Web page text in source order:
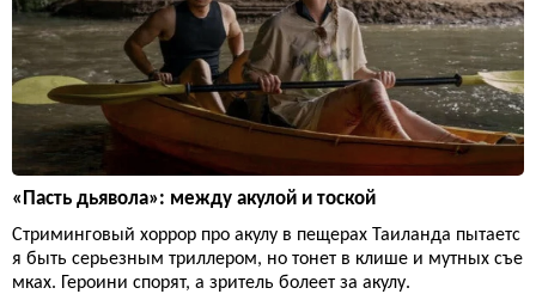
«Пасть дьявола»: между акулой и тоской
Стриминговый хоррор про акулу в пещерах Таиланда пытаетс
я быть серьезным триллером, но тонет в клише и мутных съе
мках. Героини спорят, а зритель болеет за акулу.